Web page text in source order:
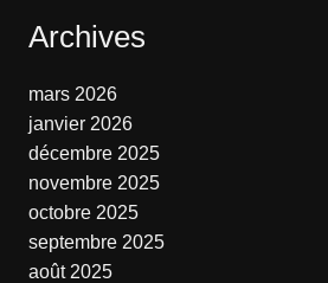
Archives
mars 2026
janvier 2026
décembre 2025
novembre 2025
octobre 2025
septembre 2025
août 2025